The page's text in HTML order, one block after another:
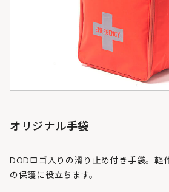
オリジナル手袋
DODロゴ入りの滑り止め付き手袋。軽
の保護に役立ちます。